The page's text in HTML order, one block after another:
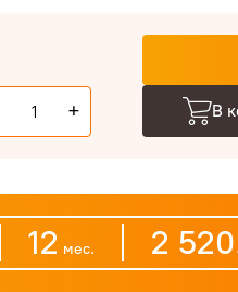
+ В
12 мес. 2